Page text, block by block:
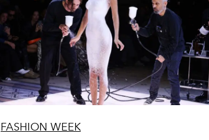
FASHION WEEK